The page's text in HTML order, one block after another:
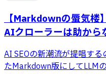
【Markdownの蜃気楼
AIクローラーは助から
AI SEOの新潮流が提唱す
たMarkdown版にしてLLM